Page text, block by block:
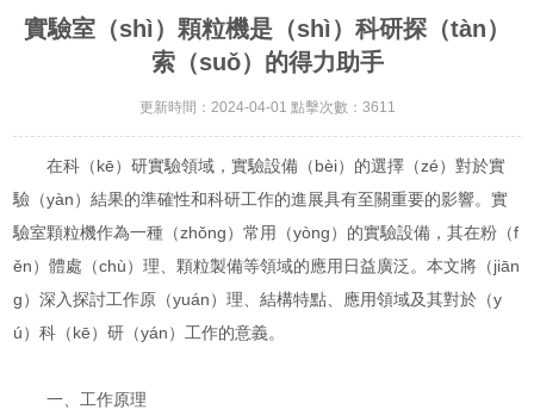
實驗室（shì）顆粒機是（shì）科研探（tàn）
索（suǒ）的得力助手
更新時間：2024-04-01 點擊次數：3611
在科（kē）研實驗領域，實驗設備（bèi）的選擇（zé）對於實
驗（yàn）結果的準確性和科研工作的進展具有至關重要的影響。實
驗室顆粒機作為一種（zhǒng）常用（yòng）的實驗設備，其在粉（f
ěn）體處（chù）理、顆粒製備等領域的應用日益廣泛。本文將（jiān
g）深入探討工作原（yuán）理、結構特點、應用領域及其對於（y
ú）科（kē）研（yán）工作的意義。
一、工作原理